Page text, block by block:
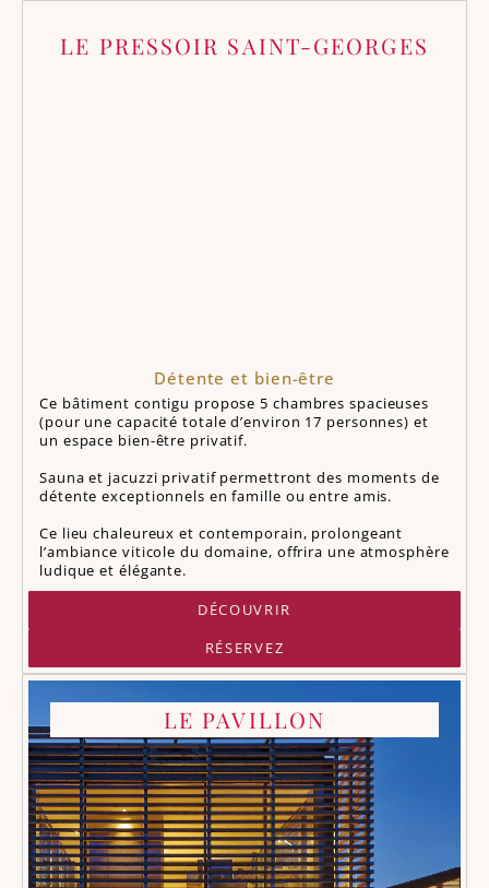
LE PRESSOIR SAINT-GEORGES
Détente et bien-être
Ce bâtiment contigu propose 5 chambres spacieuses
(pour une capacité totale d’environ 17 personnes) et
un espace bien-être privatif.
Sauna et jacuzzi privatif permettront des moments de
détente exceptionnels en famille ou entre amis.
Ce lieu chaleureux et contemporain, prolongeant
l’ambiance viticole du domaine, offrira une atmosphère
ludique et élégante.
DÉCOUVRIR
RÉSERVEZ
LE PAVILLON